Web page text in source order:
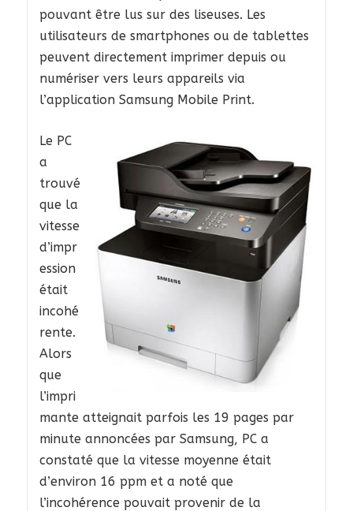
pouvant être lus sur des liseuses. Les
utilisateurs de smartphones ou de tablettes
peuvent directement imprimer depuis ou
numériser vers leurs appareils via
l’application Samsung Mobile Print.
Le PC
a
trouvé
que la
vitesse
d’impr
ession
était
incohé
rente.
Alors
que
l’impri
mante atteignait parfois les 19 pages par
minute annoncées par Samsung, PC a
constaté que la vitesse moyenne était
d’environ 16 ppm et a noté que
l’incohérence pouvait provenir de la